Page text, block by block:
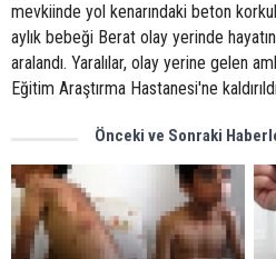
mevkiinde yol kenarındaki beton
aylık bebeği Berat olay yerinde
aralandı. Yaralılar, olay yerine gelen
Eğitim Araştırma Hastanesi'ne
Önceki ve Sonraki